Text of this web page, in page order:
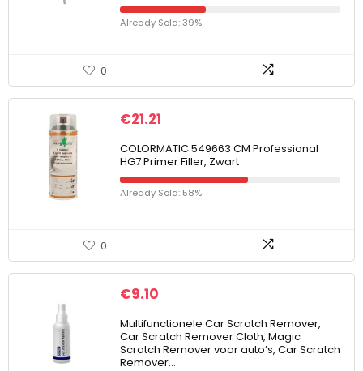
Already Sold: 39%
0
€21.21
COLORMATIC 549663 CM Professional
HG7 Primer Filler, Zwart
Already Sold: 58%
0
€9.10
Multifunctionele Car Scratch Remover,
Car Scratch Remover Cloth, Magic
Scratch Remover voor auto’s, Car Scratch
Remover…